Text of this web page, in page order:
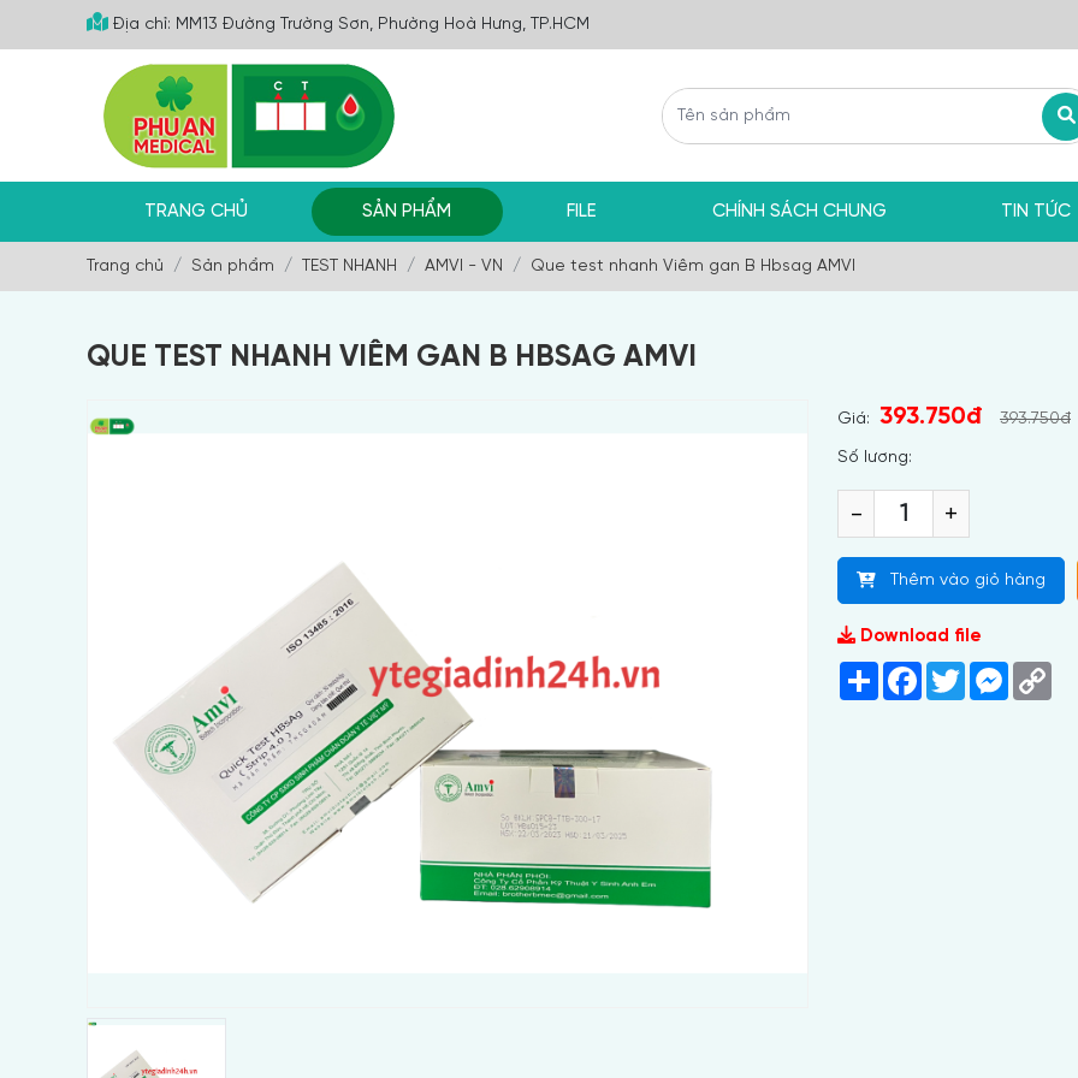
Địa chỉ: MM13 Đường Trường Sơn, Phường Hoà Hưng, TP.HCM
TRANG CHỦ SẢN PHẨM FILE CHÍNH SÁCH CHUNG TIN TỨC
Trang chủ Sản phẩm TEST NHANH AMVI - VN Que test nhanh Viêm gan B Hbsag AMVI
QUE TEST NHANH VIÊM GAN B HBSAG AMVI
Giá: 393.750đ 393.750đ
Số lương:
- +
Thêm vào giỏ hàng
Download file
Share Facebook
Twitter